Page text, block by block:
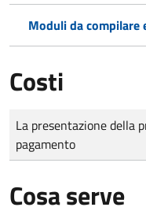
Moduli da compilare
Costi
Tipo di pagamento
Importo
La presentazione della
pagamento
Cosa serve